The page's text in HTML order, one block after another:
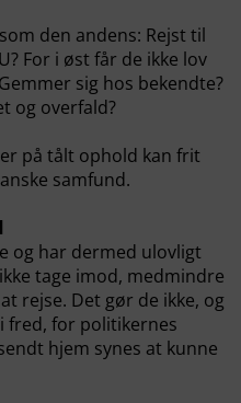
den andens: Rejst til
For i øst får de ikke lov
sig hos bekendte?
og overfald?
på tålt ophold kan frit
samfund.
og har dermed ulovligt
tage imod, medmindre
rejse. Det gør de ikke, og
fred, for politikernes
hjem synes at kunne